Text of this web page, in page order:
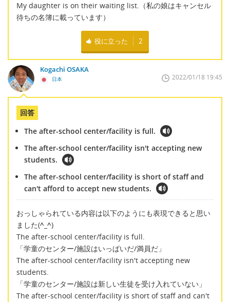
My daughter is on their waiting list.（私の娘はキャンセル
待ちの名簿に載っています）
役に立った 2
Kogachi OSAKA
日本 2022/01/18 19:45
回答
The after-school center/facility is full.
The after-school center/facility isn't accepting new
students.
The after-school center/facility is short of staff and
can't afford to accept new students.
おっしゃられている内容は以下のようにも表現できると思い
ました(^_^)
The after-school center/facility is full.
「学童のセンター/施設はいっぱいだ/満員だ」
The after-school center/facility isn't accepting new
students.
「学童のセンター/施設は新しい生徒を受け入れていない」
The after-school center/facility is short of staff and can't